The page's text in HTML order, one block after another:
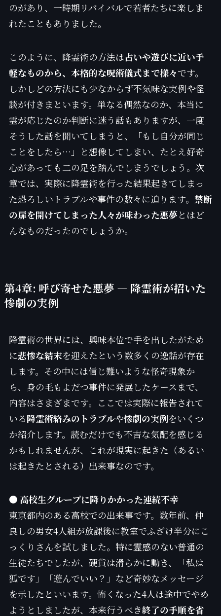
のがあり、一時期リバイバルで若者たちに楽しま
れたこともありました。
このように、降霊術の方法は占いや遊びに近い手
軽なものから、本格的な呪術儀式まで様々です。
しかしどの方法にも少なからず不気味な実例や怪
談が付きまといます。単なる偶然なのか、本当に
霊が応じたのか判断に迷う話もありますが、一度
そうした話を聞いてしまうと、「もし自分が同じ
ことをしたら…」と想像してしまい、たとえ好奇
心があっても二の足を踏んでしまうでしょう。次
章では、実際に降霊術を行った結果起きてしまっ
た恐ろしいトラブルや事件の数々に迫ります。 禁断
の扉を開けてしまった人々が味わった悪夢とはど
んなものだったのでしょうか。
第4章: 呼び寄せた悪夢 — 降霊術が招いた
惨劇の実例
降霊術の世界には、興味本位で手を出したがため
に悲惨な結末を迎えたという数多くの逸話が存在
します。その中には信じ難いような怪奇現象か
ら、身の毛もよだつ事件に発展したケースまで、
内容はさまざまです。ここでは実際に報告されて
いる降霊術絡みのトラブルや惨劇の実例をいくつ
か紹介します。読むだけでも不吉な気配を感じる
かもしれませんが、これが現実に起きた（あるい
は起きたとされる）出来事なのです。
● 高校生グループに降りかかった連続不幸
東京都内のある高校での出来事です。数年前、仲
良しの男女4人組が放課後に教室でふざけ半分にこ
っくりさんを試しました。特に霊感のない普通の
生徒たちでしたが、硬貨は滑らかに動き、「私は
狐です」「遊んでいい？」など奇妙なメッセージ
を示したといいます。怖くなった4人は途中でやめ
ようとしましたが、本来行うべき終了の手順を省